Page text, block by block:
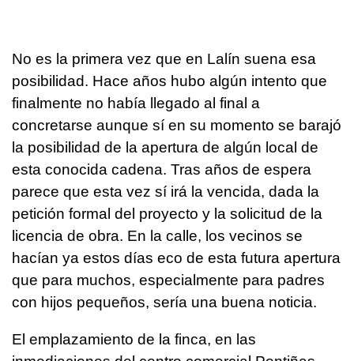
No es la primera vez que en Lalín suena esa
posibilidad. Hace años hubo algún intento que
finalmente no había llegado al final a
concretarse aunque sí en su momento se barajó
la posibilidad de la apertura de algún local de
esta conocida cadena. Tras años de espera
parece que esta vez sí irá la vencida, dada la
petición formal del proyecto y la solicitud de la
licencia de obra. En la calle, los vecinos se
hacían ya estos días eco de esta futura apertura
que para muchos, especialmente para padres
con hijos pequeños, sería una buena noticia.
El emplazamiento de la finca, en las